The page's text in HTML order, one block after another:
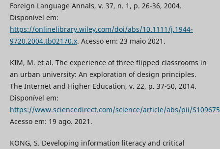
Foreign Language Annals, v. 37, n. 1, p. 26-36, 2004.
Disponível em:
https://onlinelibrary.wiley.com/doi/abs/10.1111/j.1944-
9720.2004.tb02170.x. Acesso em: 23 maio 2021.
KIM, M. et al. The experience of three flipped classrooms in
an urban university: An exploration of design principles.
The Internet and Higher Education, v. 22, p. 37-50, 2014.
Disponível em:
https://www.sciencedirect.com/science/article/abs/pii/
Acesso em: 19 ago. 2021.
KONG, S. Developing information literacy and critical